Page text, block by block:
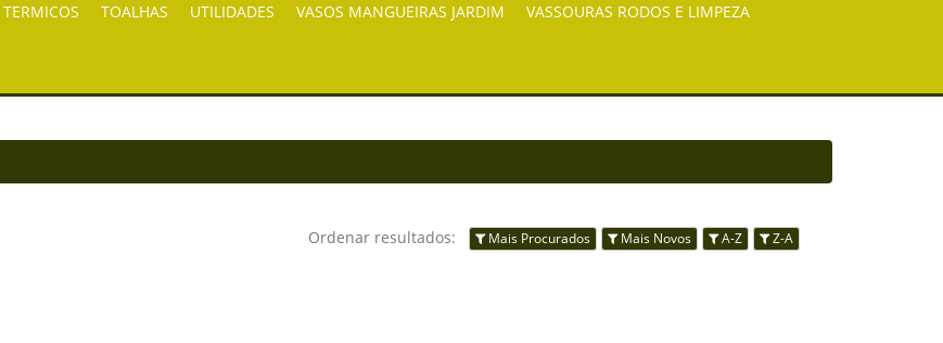
TERMICOS TOALHAS UTILIDADES VASOS MANGUEIRAS JARDIM VASSOURAS RODOS E LIMPEZA
Ordenar resultados: Mais Procurados Mais Novos A-Z Z-A